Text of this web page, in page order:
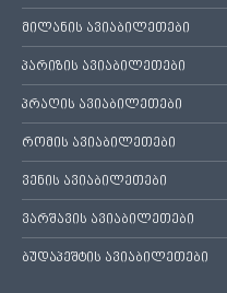
მილანის ავიაბილეთები
პარიზის ავიაბილეთები
პრაღის ავიაბილეთები
რომის ავიაბილეთები
ვენის ავიაბილეთები
ვარშავის ავიაბილეთები
ბუდაპეშტის ავიაბილეთები